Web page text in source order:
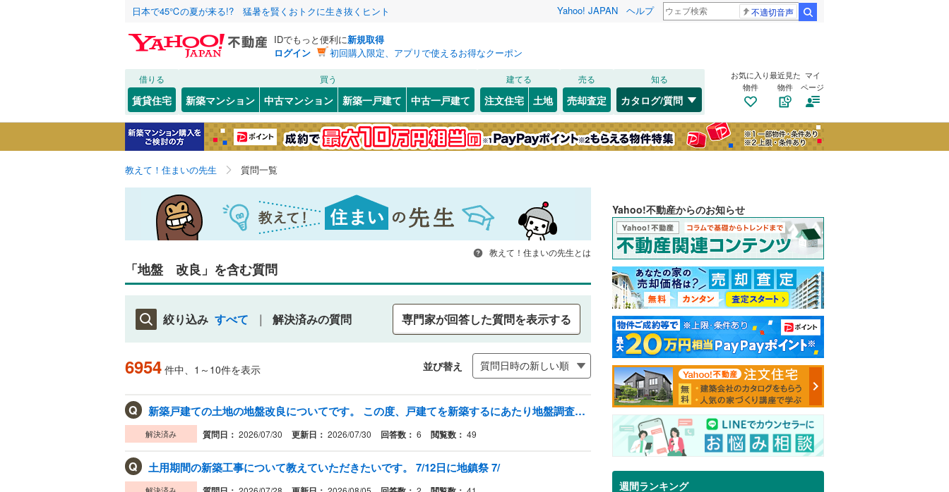
日本で45℃の夏が来る!? 猛暑を賢くおトクに生き抜くヒント Yahoo! JAPAN ヘルプ 不適切音声
IDでもっと便利に新規取得
ログイン
初回購入限定、アプリで使えるお得なクーポン
借りる
賃貸住宅
買う
新築マンション 中古マンション 新築一戸建て 中古一戸建て
建てる
注文住宅 土地
売る
売却査定
知る
カタログ/質問
お気に入り
物件
最近見た
物件
マイ
ページ
教えて！住まいの先生 質問一覧
教えて！住まいの先生とは
「地盤 改良」を含む質問
絞り込み すべて 解決済みの質問 専門家が回答した質問を表示する
6954 件中、1～10件を表示 並び替え
Q 新築戸建ての土地の地盤改良についてです。 この度、戸建てを新築するにあたり地盤調査して地盤改良が必要となりました。
解決済み 質問日： 2026/07/30 更新日： 2026/07/30 回答数： 6 閲覧数： 49
Q 土用期間の新築工事について教えていただきたいです。 7/12日に地鎮祭 7/
解決済み
Yahoo!不動産からのお知らせ
週間ランキング